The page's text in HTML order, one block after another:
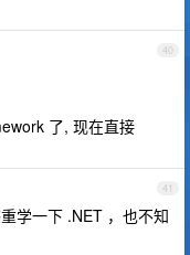
40
了, 现在直接
41
学一下 .NET ，也不知